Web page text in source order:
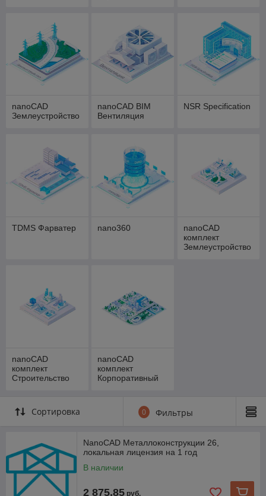
nanoCAD
Землеустройство
nanoCAD BIM
Вентиляция
NSR Specification
TDMS Фарватер nano360
nanoCAD
комплект
Землеустройство
nanoCAD
комплект
Строительство
nanoCAD
комплект
Корпоративный
Сортировка 0 Фильтры
NanoCAD Металлоконструкции 26,
локальная лицензия на 1 год
В наличии
2 875,85 руб.